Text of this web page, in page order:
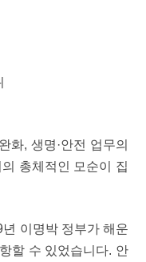
화, 생명·안전 업무의
총체적인 모순이 집
이명박 정부가 해운
할 수 있었습니다. 안